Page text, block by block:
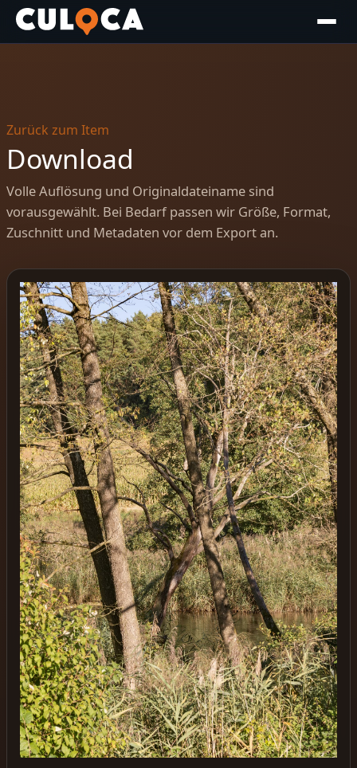
Zurück zum Item
Download
Volle Auflösung und Originaldateiname sind
vorausgewählt. Bei Bedarf passen wir Größe, Format,
Zuschnitt und Metadaten vor dem Export an.